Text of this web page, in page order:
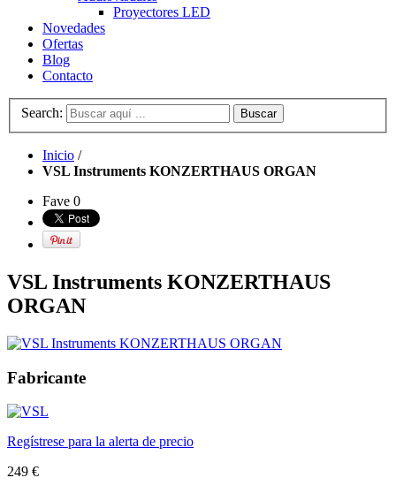
Proyectores LED
Novedades
Ofertas
Blog
Contacto
Search: Buscar
Inicio /
VSL Instruments KONZERTHAUS ORGAN
Fave 0
VSL Instruments KONZERTHAUS
ORGAN
Fabricante
Regístrese para la alerta de precio
249 €